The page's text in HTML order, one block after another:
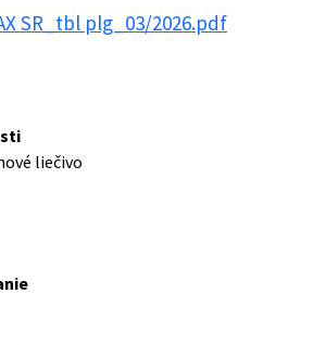
SR_tbl plg_03/2026.pdf
liečivo